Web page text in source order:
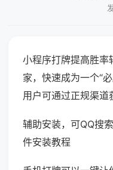
小程序打牌提高胜率
家，快速成为一个“
用户可通过正规渠道
辅助安装，可QQ搜
件安装教程